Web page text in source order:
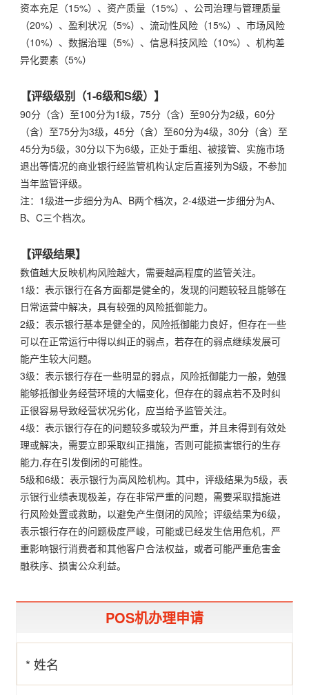
资本充足（15%）、资产质量（15%）、公司治理与管理质量
（20%）、盈利状况（5%）、流动性风险（15%）、市场风险
（10%）、数据治理（5%）、信息科技风险（10%）、机构差
异化要素（5%）
【评级级别（1-6级和S级）】
90分（含）至100分为1级，75分（含）至90分为2级，60分
（含）至75分为3级，45分（含）至60分为4级，30分（含）至
45分为5级，30分以下为6级，正处于重组、被接管、实施市场
退出等情况的商业银行经监管机构认定后直接列为S级，不参加
当年监管评级。
注：1级进一步细分为A、B两个档次，2-4级进一步细分为A、
B、C三个档次。
【评级结果】
数值越大反映机构风险越大，需要越高程度的监管关注。
1级：表示银行在各方面都是健全的，发现的问题较轻且能够在
日常运营中解决，具有较强的风险抵御能力。
2级：表示银行基本是健全的，风险抵御能力良好，但存在一些
可以在正常运行中得以纠正的弱点，若存在的弱点继续发展可
能产生较大问题。
3级：表示银行存在一些明显的弱点，风险抵御能力一般，勉强
能够抵御业务经营环境的大幅变化，但存在的弱点若不及时纠
正很容易导致经营状况劣化，应当给予监管关注。
4级：表示银行存在的问题较多或较为严重，并且未得到有效处
理或解决，需要立即采取纠正措施，否则可能损害银行的生存
能力,存在引发倒闭的可能性。
5级和6级：表示银行为高风险机构。其中，评级结果为5级，表
示银行业绩表现极差，存在非常严重的问题，需要采取措施进
行风险处置或救助，以避免产生倒闭的风险；评级结果为6级，
表示银行存在的问题极度严峻，可能或已经发生信用危机，严
重影响银行消费者和其他客户合法权益，或者可能严重危害金
融秩序、损害公众利益。
POS机办理申请
* 姓名